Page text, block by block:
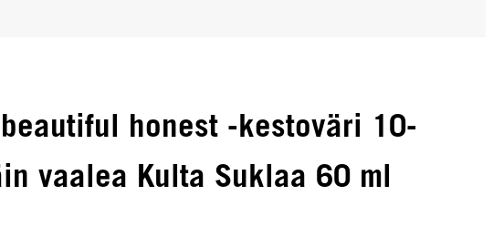
honest -kestoväri 10-
vaalea Kulta Suklaa 60 ml